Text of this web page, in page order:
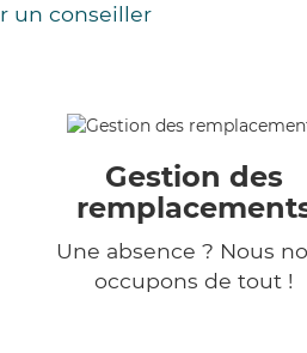
un conseiller
Gestion des
Une absence ? Nous
occupons de tout !